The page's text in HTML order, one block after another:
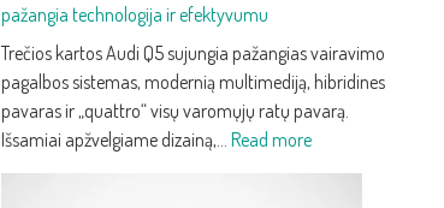
su
nauju
dizainu
technologijomis
pažangia technologija ir efektyvumu
Trečios kartos Audi Q5 sujungia pažangias vairavimo
pagalbos sistemas, modernią multimediją, hibridines
pavaras ir „quattro“ visų varomųjų ratų pavarą.
Išsamiai apžvelgiame dizainą,… Read more: